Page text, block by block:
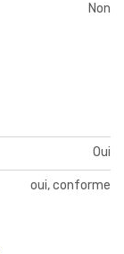
Non
Oui
oui, conforme